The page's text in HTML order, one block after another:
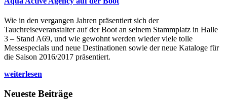
Wie in den vergangen Jahren präsentiert sich der
Tauchreiseveranstalter auf der Boot an seinem Stammplatz in Halle
3 – Stand A69, und wie gewohnt werden wieder viele tolle
Messespecials und neue Destinationen sowie der neue Kataloge für
die Saison 2016/2017 präsentiert.
weiterlesen
Neueste Beiträge